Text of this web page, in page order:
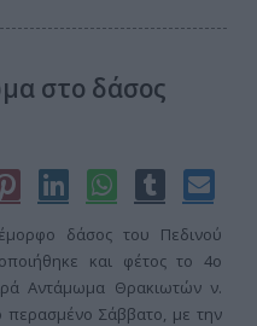
στο δάσος
δάσος του Πεδινού
και φέτος το 4ο
Αντάμωμα Θρακιωτών ν.
περασμένο Σάββατο, με την